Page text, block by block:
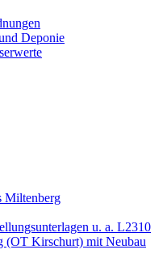
Deponie
Miltenberg
u. a. L2310
(OT Kirschurt) mit Neubau